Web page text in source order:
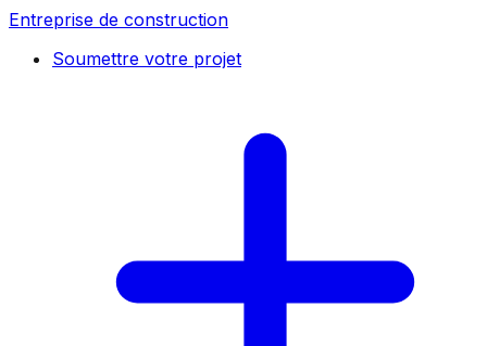
Entreprise de construction
Soumettre votre projet